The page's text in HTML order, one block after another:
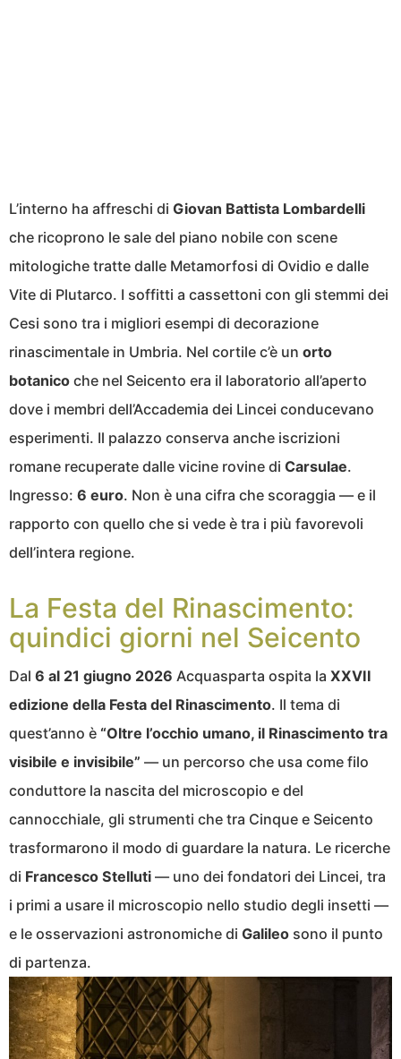
L’interno ha affreschi di Giovan Battista Lombardelli
che ricoprono le sale del piano nobile con scene
mitologiche tratte dalle Metamorfosi di Ovidio e dalle
Vite di Plutarco. I soffitti a cassettoni con gli stemmi dei
Cesi sono tra i migliori esempi di decorazione
rinascimentale in Umbria. Nel cortile c’è un orto
botanico che nel Seicento era il laboratorio all’aperto
dove i membri dell’Accademia dei Lincei conducevano
esperimenti. Il palazzo conserva anche iscrizioni
romane recuperate dalle vicine rovine di Carsulae.
Ingresso: 6 euro. Non è una cifra che scoraggia — e il
rapporto con quello che si vede è tra i più favorevoli
dell’intera regione.
La Festa del Rinascimento:
quindici giorni nel Seicento
Dal 6 al 21 giugno 2026 Acquasparta ospita la XXVII
edizione della Festa del Rinascimento. Il tema di
quest’anno è “Oltre l’occhio umano, il Rinascimento tra
visibile e invisibile” — un percorso che usa come filo
conduttore la nascita del microscopio e del
cannocchiale, gli strumenti che tra Cinque e Seicento
trasformarono il modo di guardare la natura. Le ricerche
di Francesco Stelluti — uno dei fondatori dei Lincei, tra
i primi a usare il microscopio nello studio degli insetti —
e le osservazioni astronomiche di Galileo sono il punto
di partenza.